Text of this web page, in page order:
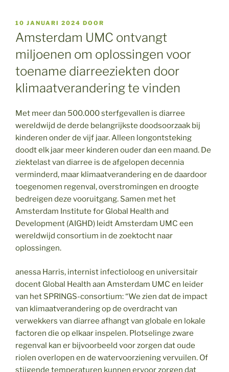
GEPLAATST
OP
10 JANUARI 2024 DOOR
Amsterdam UMC ontvangt
miljoenen om oplossingen voor
toename diarreeziekten door
klimaatverandering te vinden
Met meer dan 500.000 sterfgevallen is diarree
wereldwijd de derde belangrijkste doodsoorzaak bij
kinderen onder de vijf jaar. Alleen longontsteking
doodt elk jaar meer kinderen ouder dan een maand. De
ziektelast van diarree is de afgelopen decennia
verminderd, maar klimaatverandering en de daardoor
toegenomen regenval, overstromingen en droogte
bedreigen deze vooruitgang. Samen met het
Amsterdam Institute for Global Health and
Development (AIGHD) leidt Amsterdam UMC een
wereldwijd consortium in de zoektocht naar
oplossingen.
anessa Harris, internist infectioloog en universitair
docent Global Health aan Amsterdam UMC en leider
van het SPRINGS-consortium: “We zien dat de impact
van klimaatverandering op de overdracht van
verwekkers van diarree afhangt van globale en lokale
factoren die op elkaar inspelen. Plotselinge zware
regenval kan er bijvoorbeeld voor zorgen dat oude
riolen overlopen en de watervoorziening vervuilen. Of
stijgende temperaturen kunnen ervoor zorgen dat